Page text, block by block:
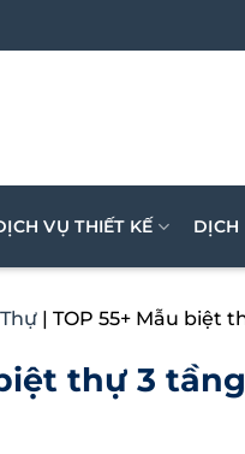
VỤ THIẾT KẾ DỊCH
| TOP 55+ Mẫu biệt
thự 3